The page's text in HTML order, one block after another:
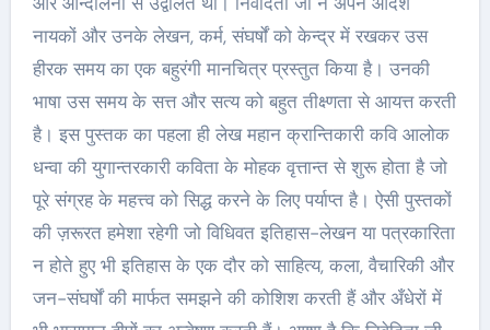
नायकों और उनके लेखन, कर्म, संघर्षों को केन्द्र में रखकर उस
हीरक समय का एक बहुरंगी मानचित्र प्रस्तुत किया है। उनकी
भाषा उस समय के सत्त और सत्य को बहुत तीक्ष्णता से आयत्त करती
है। इस पुस्तक का पहला ही लेख महान क्रान्तिकारी कवि आलोक
धन्वा की युगान्तरकारी कविता के मोहक वृत्तान्त से शुरू होता है जो
पूरे संग्रह के महत्त्व को सिद्ध करने के लिए पर्याप्त है। ऐसी पुस्तकों
की ज़रूरत हमेशा रहेगी जो विधिवत इतिहास-लेखन या पत्रकारिता
न होते हुए भी इतिहास के एक दौर को साहित्य, कला, वैचारिकी और
जन-संघर्षों की मार्फत समझने की कोशिश करती हैं और अँधेरों में